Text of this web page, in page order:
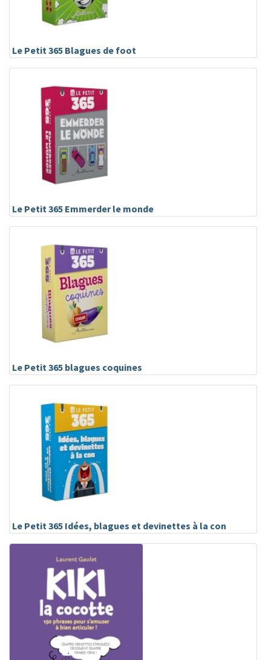
Le Petit 365 Blagues de foot
Le Petit 365 Emmerder le monde
Le Petit 365 blagues coquines
Le Petit 365 Idées, blagues et devinettes à la con